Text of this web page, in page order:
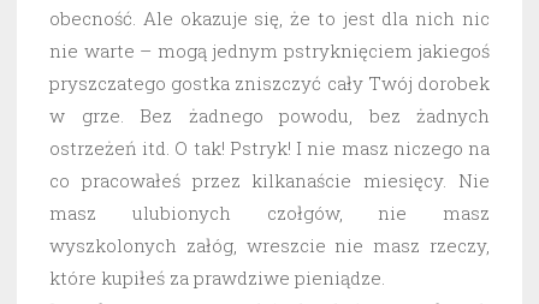
obecność. Ale okazuje się, że to jest dla nich nic
nie warte – mogą jednym pstryknięciem jakiegoś
pryszczatego gostka zniszczyć cały Twój dorobek
w grze. Bez żadnego powodu, bez żadnych
ostrzeżeń itd. O tak! Pstryk! I nie masz niczego na
co pracowałeś przez kilkanaście miesięcy. Nie
masz ulubionych czołgów, nie masz
wyszkolonych załóg, wreszcie nie masz rzeczy,
które kupiłeś za prawdziwe pieniądze.